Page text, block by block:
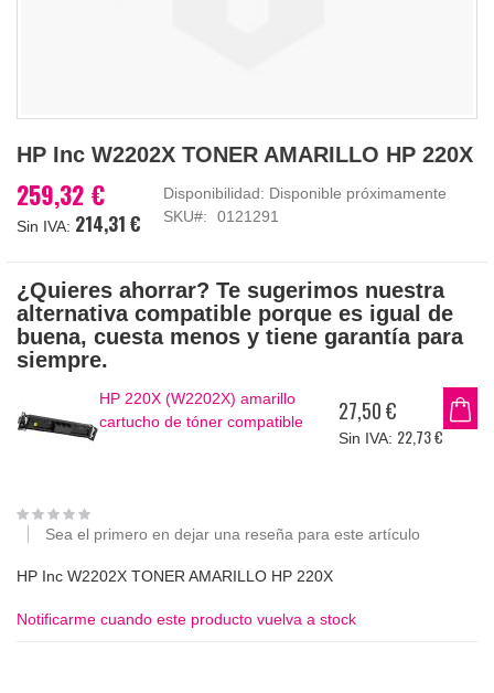
al
de
la
imágenes
HP Inc W2202X TONER AMARILLO HP 220X
259,32 €
214,31 €
Disponibilidad: Disponible próximamente
SKU
0121291
¿Quieres ahorrar? Te sugerimos nuestra
alternativa compatible porque es igual de
buena, cuesta menos y tiene garantía para
siempre.
HP 220X (W2202X) amarillo
cartucho de tóner compatible
27,50 €
22,73 €
Sea el primero en dejar una reseña para este artículo
HP Inc W2202X TONER AMARILLO HP 220X
Notificarme cuando este producto vuelva a stock